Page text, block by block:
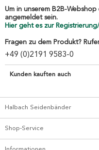
Um in unserem B2B-
angemeldet sein.
Hier geht es zur
Fragen zu dem Produkt?
+49 (0)2191 9583-0
Kunden kauften auch
Halbach Seidenbänder
Shop-Service